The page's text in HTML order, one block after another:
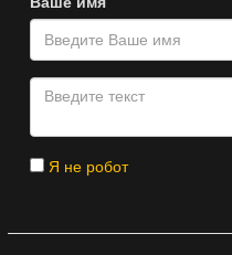
Я не робот